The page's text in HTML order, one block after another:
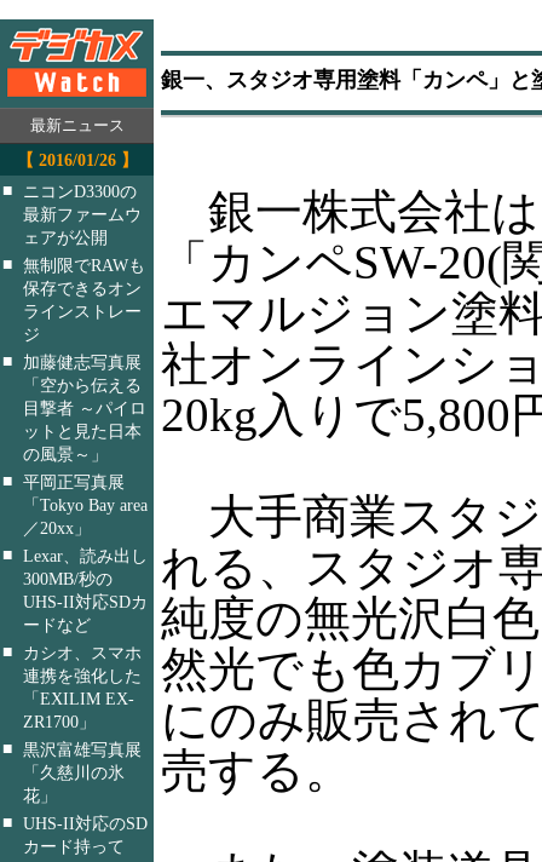
最新ニュース
【 2016/01/26 】
■
ニコンD3300の
最新ファームウ
ェアが公開
■ 無制限でRAWも
保存できるオン
ラインストレー
ジ
■
加藤健志写真展
「空から伝える
目撃者 ～パイロ
ットと見た日本
の風景～」
■ 平岡正写真展
「Tokyo Bay area
／20xx」
■ Lexar、読み出し
300MB/秒の
UHS-II対応SDカ
ードなど
■
カシオ、スマホ
連携を強化した
「EXILIM EX-
ZR1700」
■ 黒沢富雄写真展
「久慈川の氷
花」
■ UHS-II対応のSD
カード持って
銀一、スタジオ専用塗料「カンペ」と
銀一株式会社
「カンペSW-
エマルジョン塗
社オンラインシ
20kg入りで5,800
大手商業スタ
れる、スタジオ
純度の無光沢白
然光でも色カブ
にのみ販売され
売する。